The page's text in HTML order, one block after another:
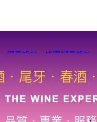
網頁設計 桃園網頁設計